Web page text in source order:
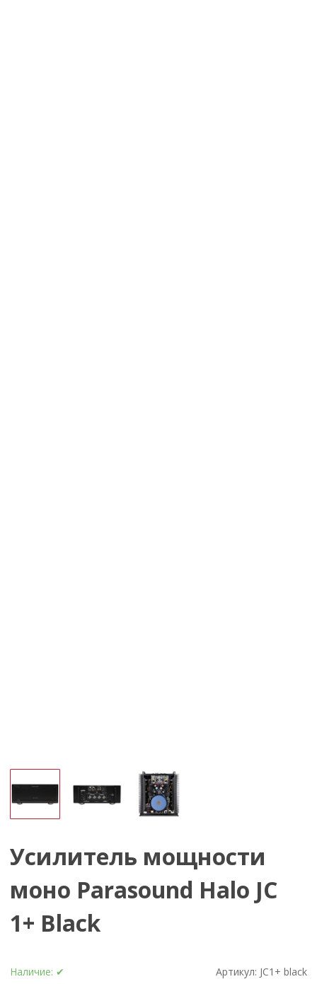
Усилитель мощности
моно Parasound Halo JC
1+ Black
Наличие: ✔ Артикул: JC1+ black